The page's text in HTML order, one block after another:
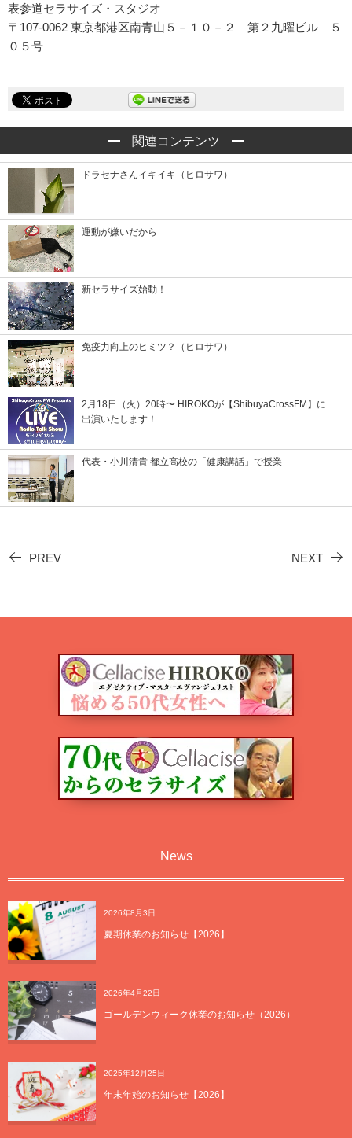
表参道セラサイズ・スタジオ
〒107-0062 東京都港区南青山５－１０－２ 第２九曜ビル ５
０５号
関連コンテンツ
ドラセナさんイキイキ（ヒロサワ）
運動が嫌いだから
新セラサイズ始動！
免疫力向上のヒミツ？（ヒロサワ）
2月18日（火）20時〜 HIROKOが【ShibuyaCrossFM】に
出演いたします！
代表・小川清貴 都立高校の「健康講話」で授業
PREV NEXT
News
2026年8月3日
夏期休業のお知らせ【2026】
2026年4月22日
ゴールデンウィーク休業のお知らせ（2026）
2025年12月25日
年末年始のお知らせ【2026】